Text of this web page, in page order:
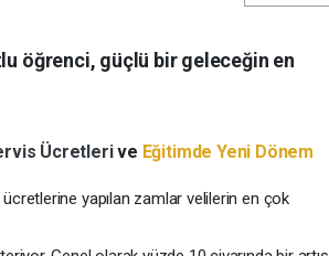
öğrenci, güçlü bir geleceğin en
Ücretlerive Eğitimde Yeni Dönem
yapılan zamlar velilerin en çok